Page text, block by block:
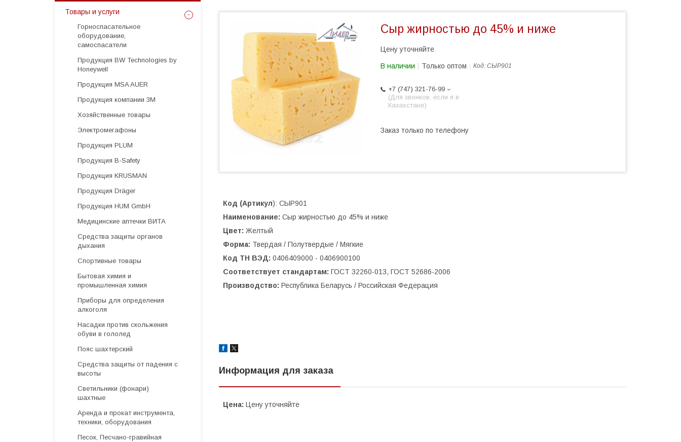
Сыр жирностью до 45% и ниже
Цену уточняйте
В наличии Только оптом Код: СЫР901
+7 (747) 321-76-99
(Для звонков, если я в
Казахстане)
Заказ только по телефону
Код (Артикул): СЫР901
Наименование: Сыр жирностью до 45% и ниже
Цвет: Желтый
Форма: Твердая / Полутвердые / Мягкие
Код ТН ВЭД: 0406409000 - 0406900100
Соответствует стандартам: ГОСТ 32260-013, ГОСТ 52686-2006
Производство: Республика Беларусь / Российская Федерация
Информация для заказа
Цена: Цену уточняйте
Товары и услуги
Горноспасательное
оборудование,
самоспасатели
Продукция BW Technologies by
Honeywell
Продукция MSA AUER
Продукция компании 3М
Хозяйственные товары
Электромегафоны
Продукция PLUM
Продукция B-Safety
Продукция KRUSMAN
Продукция Dräger
Продукция HUM GmbH
Медицинские аптечки ВИТА
Средства защиты органов
дыхания
Спортивные товары
Бытовая химия и
промышленная химия
Приборы для определения
алкоголя
Насадки против скольжения
обуви в гололед
Пояс шахтерский
Средства защиты от падения с
высоты
Светильники (фонари)
шахтные
Аренда и прокат инструмента,
техники, оборудования
Песок, Песчано-гравийная